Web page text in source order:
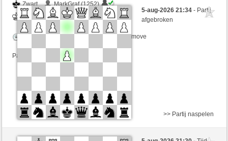
Zwart
MarkGraf (1252)
Wit
JeLopes (1329)
Speelduur: 5 minutes/side + 8 seconds/move
Partij telt mee voor de ranglijst
5-aug-2026 21:34- Partij
afgebroken
Wit
stephanb (1292)
>> Partij naspelen